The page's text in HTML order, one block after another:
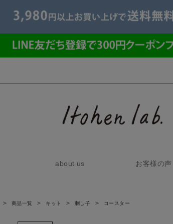
about us お客様の声
商品一覧 キット 刺し子 コースター